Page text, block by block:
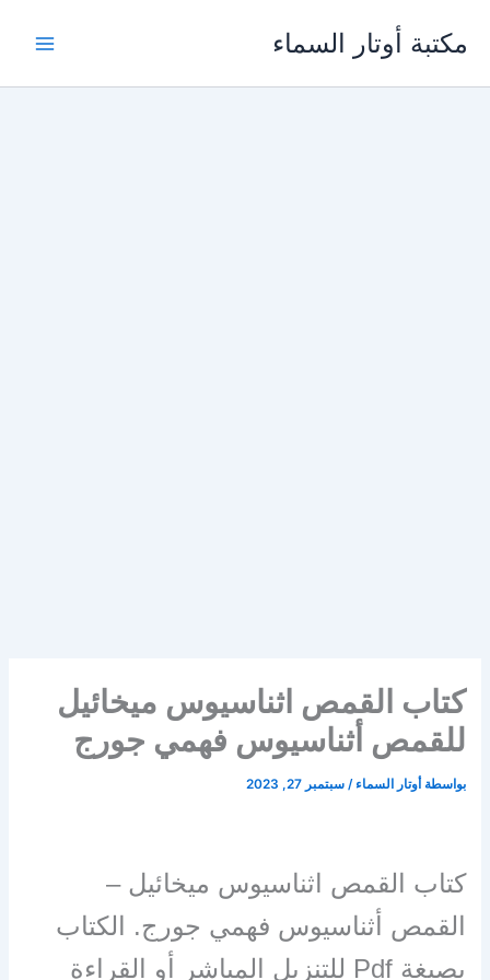
مكتبة أوتار السماء
كتاب القمص اثناسيوس ميخائيل
للقمص أثناسيوس فهمي جورج
بواسطة أوتار السماء/سبتمبر 27, 2023
كتاب القمص اثناسيوس ميخائيل –
القمص أثناسيوس فهمي جورج. الكتاب
بصيغة Pdf للتنزيل المباشر أو القراءة